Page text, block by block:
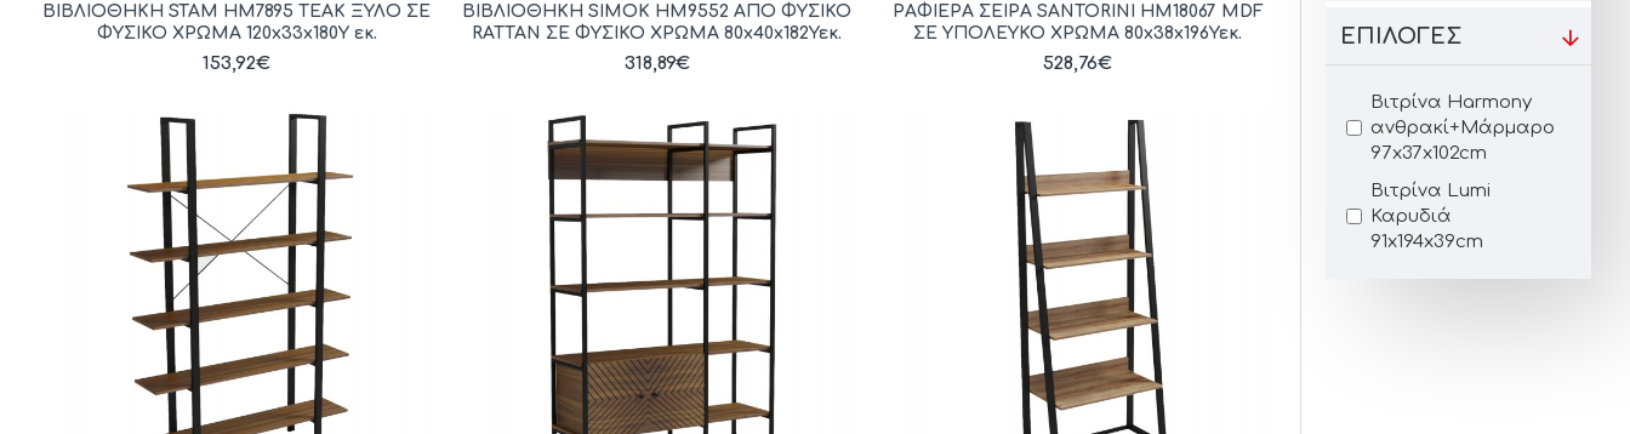
ΒΙΒΛΙΟΘΗΚΗ STAM HM7895 TEAK ΞΥΛΟ ΣΕ
ΦΥΣΙΚΟ ΧΡΩΜΑ 120x33x180Y εκ.
153,92€
ΒΙΒΛΙΟΘΗΚΗ SIMOK HM9552 ΑΠΟ ΦΥΣΙΚΟ
RATTAN ΣΕ ΦΥΣΙΚΟ ΧΡΩΜΑ 80x40x182Υεκ.
318,89€
ΡΑΦΙΕΡΑ ΣΕΙΡΑ SANTORINI HM18067 MDF
ΣΕ ΥΠΟΛΕΥΚΟ ΧΡΩΜΑ 80x38x196Υεκ.
528,76€
ΕΠΙΛΟΓΕΣ
Βιτρίνα Harmony
ανθρακί+Μάρμαρο
97x37x102cm
Βιτρίνα Lumi
Καρυδιά
91x194x39cm